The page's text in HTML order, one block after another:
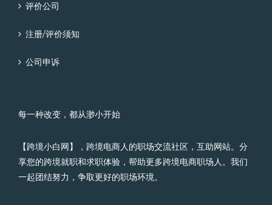
评价公司
注册/评价须知
公司申诉
每一种改变，都从渺小开始
【跨境小白网】，跨境电商人的职场交流社区，互助网站。分
享您的跨境就职和求职体验，帮助更多跨境电商职场人。我们
一起团结努力，争取更好的职场环境。